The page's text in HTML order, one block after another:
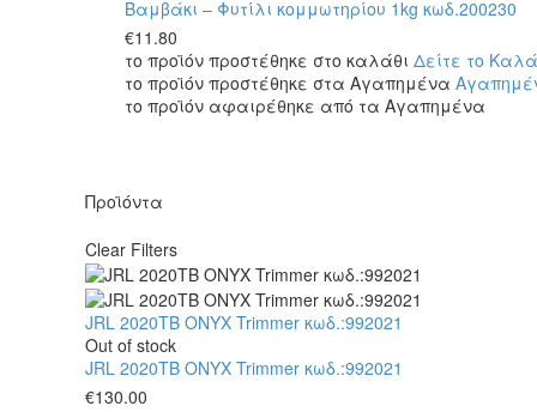
Βαμβάκι – Φυτίλι κομμωτηρίου 1kg κωδ.200230
€11.80
το προϊόν προστέθηκε στο καλάθι Δείτε το
το προϊόν προστέθηκε στα Αγαπημένα
το προϊόν αφαιρέθηκε από τα Αγαπημένα
Προϊόντα
Clear Filters
JRL 2020TB ONYX Trimmer κωδ.:992021
Out of stock
JRL 2020TB ONYX Trimmer κωδ.:992021
€130.00